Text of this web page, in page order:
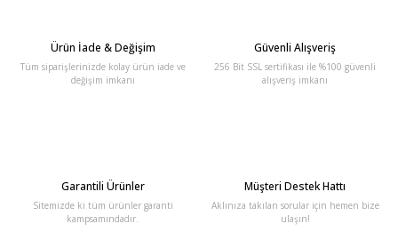
Ürün İade & Değişim
Tüm siparişlerinizde kolay ürün iade ve
değişim imkanı
Güvenli Alışveriş
256 Bit SSL sertifikası ile %100 güvenli
alışveriş imkanı
Garantili Ürünler
Sitemizde ki tüm ürünler garanti
kampsamındadır.
Müşteri Destek Hattı
Aklınıza takılan sorular için hemen bize
ulaşın!